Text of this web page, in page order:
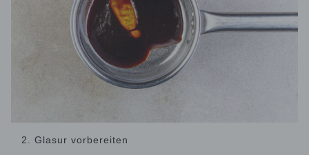
2. Glasur vorbereiten